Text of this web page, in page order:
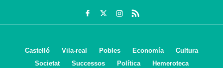
Castelló Vila-real Pobles Economía
Cultura
Societat
Successos Política Hemeroteca